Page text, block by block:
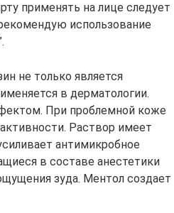
применять на лице следует
использование
не только является
в дерматологии.
При проблемной коже
Раствор имеет
антимикробное
в составе анестетики
зуда. Ментол создает